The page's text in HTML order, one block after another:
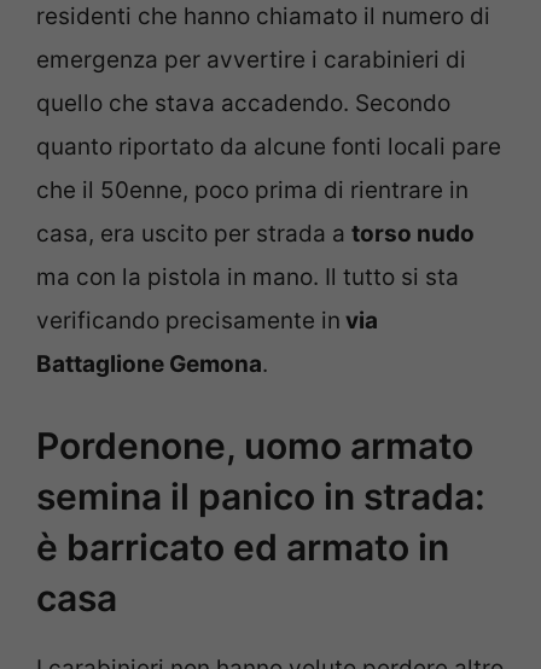
residenti che hanno chiamato il numero di
emergenza per avvertire i carabinieri di
quello che stava accadendo. Secondo
quanto riportato da alcune fonti locali pare
che il 50enne, poco prima di rientrare in
casa, era uscito per strada a torso nudo
ma con la pistola in mano. Il tutto si sta
verificando precisamente in via
Battaglione Gemona.
Pordenone, uomo armato
semina il panico in strada:
è barricato ed armato in
casa